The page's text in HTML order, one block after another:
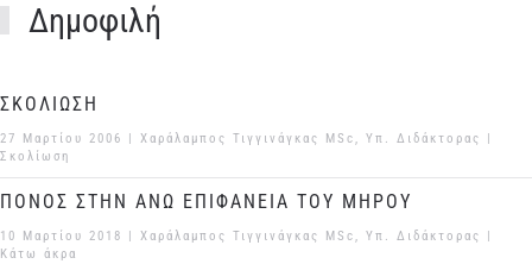
Δημοφιλή
ΣΚΟΛΙΩΣΗ
27 Μαρτίου 2006
| Χαράλαμπος Τιγγινάγκας MSc, Υπ. Διδάκτορας |
Σκολίωση
ΠΟΝΟΣ ΣΤΗΝ ΑΝΩ ΕΠΙΦΑΝΕΙΑ ΤΟΥ ΜΗΡΟΥ
10 Μαρτίου 2018
| Χαράλαμπος Τιγγινάγκας MSc, Υπ. Διδάκτορας |
Κάτω άκρα